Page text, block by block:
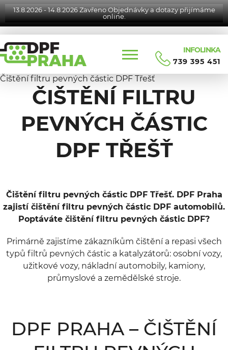
13.8.2026 - 14.8.2026 Zavřeno Objednávky a dotazy přijímáme
online.
INFOLINKA
739 395 451
Čištění filtru pevných částic DPF Třešť
ČIŠTĚNÍ FILTRU
PEVNÝCH ČÁSTIC
DPF TŘEŠŤ
Čištění filtru pevných částic DPF Třešť. DPF Praha
zajistí čištění filtru pevných částic DPF automobilů.
Poptáváte čištění filtru pevných částic DPF?
Primárně zajistíme zákazníkům čištění a repasi všech
typů filtrů pevných částic a katalyzátorů: osobní vozy,
užitkové vozy, nákladní automobily, kamiony,
průmyslové a zemědělské stroje.
DPF PRAHA – ČIŠTĚNÍ